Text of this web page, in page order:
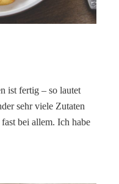
ist fertig – so lautet
sehr viele Zutaten
bei allem. Ich habe